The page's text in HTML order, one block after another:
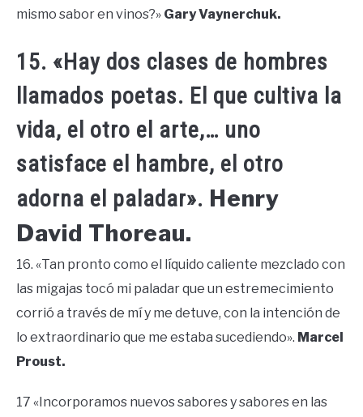
mismo sabor en vinos?» Gary Vaynerchuk.
15. «Hay dos clases de hombres
llamados poetas. El que cultiva la
vida, el otro el arte,… uno
satisface el hambre, el otro
adorna el paladar». Henry
David Thoreau.
16. «Tan pronto como el líquido caliente mezclado con
las migajas tocó mi paladar que un estremecimiento
corrió a través de mí y me detuve, con la intención de
lo extraordinario que me estaba sucediendo». Marcel
Proust.
17 «Incorporamos nuevos sabores y sabores en las